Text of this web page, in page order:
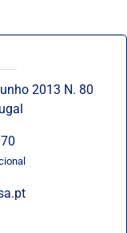
2013 N. 80